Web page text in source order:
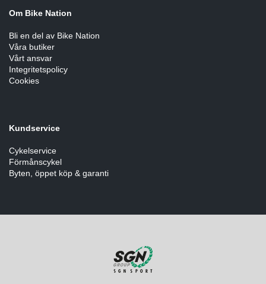
Om Bike Nation
Bli en del av Bike Nation
Våra butiker
Vårt ansvar
Integritetspolicy
Cookies
Kundservice
Cykelservice
Förmånscykel
Byten, öppet köp & garanti